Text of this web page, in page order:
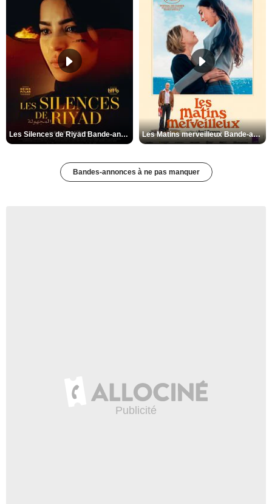
Les Silences de Riyad Bande-annonce VO STFR Les Matins merveilleux Bande-annonce VF
Bandes-annonces à ne pas manquer